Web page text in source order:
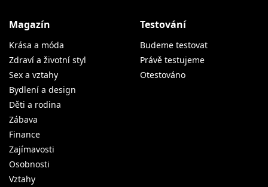
Magazín
Krása a móda
Zdraví a životní styl
Sex a vztahy
Bydlení a design
Děti a rodina
Zábava
Finance
Zajímavosti
Osobnosti
Vztahy
Testování
Budeme testovat
Právě testujeme
Otestováno